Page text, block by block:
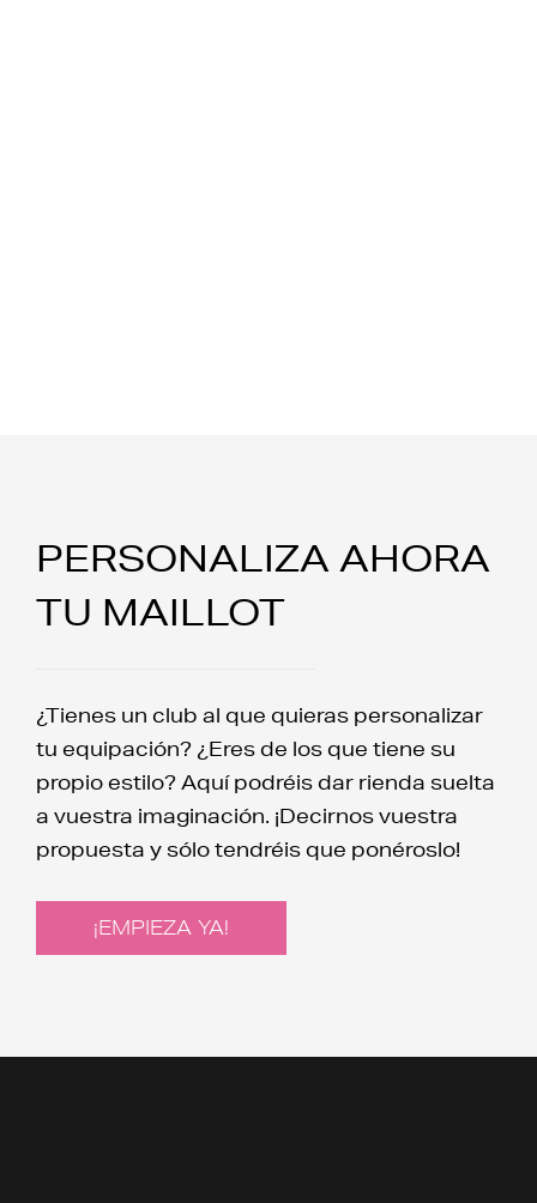
PERSONALIZA AHORA
TU MAILLOT
¿Tienes un club al que quieras personalizar
tu equipación? ¿Eres de los que tiene su
propio estilo? Aquí podréis dar rienda suelta
a vuestra imaginación. ¡Decirnos vuestra
propuesta y sólo tendréis que ponéroslo!
¡EMPIEZA YA!